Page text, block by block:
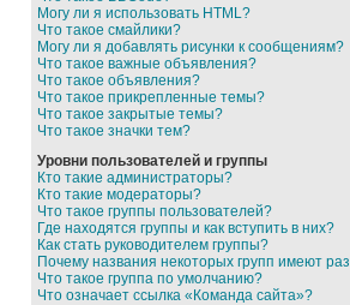
Могу ли я использовать HTML?
Что такое смайлики?
Могу ли я добавлять рисунки к сообщениям?
Что такое важные объявления?
Что такое объявления?
Что такое прикрепленные темы?
Что такое закрытые темы?
Что такое значки тем?
Уровни пользователей и группы
Кто такие администраторы?
Кто такие модераторы?
Что такое группы пользователей?
Где находятся группы и как вступить в них?
Как стать руководителем группы?
Почему названия некоторых групп имеют
Что такое группа по умолчанию?
Что означает ссылка «Команда сайта»?